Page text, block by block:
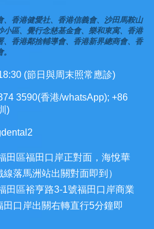
、香港健愛社、香港信義會、沙田馬鞍山
小區、覺行念慈基金會、樂和東寓、香港
、香港鄰捨輔導會、香港新界總商會、香
(節日與周末照常應診)
3590(香港/whatsApp); +86
)
田區福田口岸正對面，海悅華
落馬洲站出關對面即到）
田區裕亨路3-1號福田口岸商業
田口岸出關右轉直行5分鐘即